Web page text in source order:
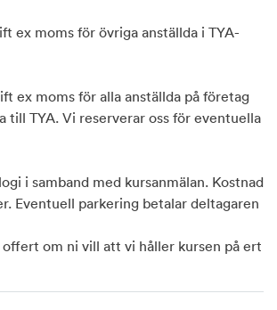
ex moms för övriga anställda i TYA-
ex moms för alla anställda på företag
till TYA. Vi reserverar oss för eventuella
i samband med kursanmälan. Kostnad
Eventuell parkering betalar deltagaren
offert om ni vill att vi håller kursen på ert